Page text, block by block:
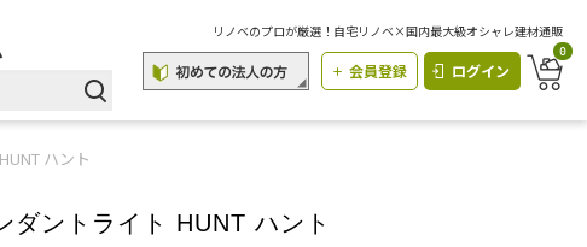
リノベのプロが厳選！自宅リノベ×国内最大級オシャレ建材通販
会員登録 ログイン
0
ハント
ダントライト HUNT ハント